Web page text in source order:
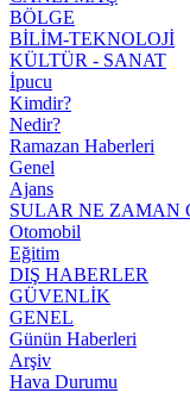
BÖLGE
BİLİM-TEKNOLOJİ
KÜLTÜR - SANAT
İpucu
Kimdir?
Nedir?
Ramazan Haberleri
Genel
Ajans
SULAR NE ZAMAN
Otomobil
Eğitim
DIŞ HABERLER
GÜVENLİK
GENEL
Günün Haberleri
Arşiv
Hava Durumu